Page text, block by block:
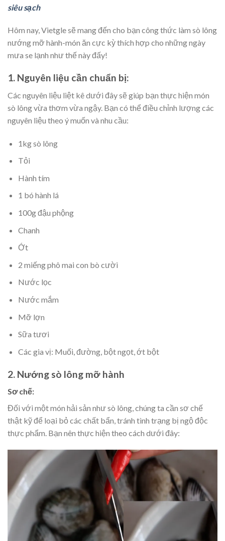
siêu sạch
Hôm nay, Vietgle sẽ mang đến cho bạn công thức làm sò lông
nướng mỡ hành-món ăn cực kỳ thích hợp cho những ngày
mưa se lạnh như thế này đấy!
1. Nguyên liệu cần chuẩn bị:
Các nguyên liệu liệt kê dưới đây sẽ giúp bạn thực hiện món
sò lông vừa thơm vừa ngậy. Bạn có thể điều chỉnh lượng các
nguyên liệu theo ý muốn và nhu cầu:
1kg sò lông
Tỏi
Hành tím
1 bó hành lá
100g đậu phộng
Chanh
Ớt
2 miếng phô mai con bò cười
Nước lọc
Nước mắm
Mỡ lợn
Sữa tươi
Các gia vị: Muối, đường, bột ngọt, ớt bột
2. Nướng sò lông mỡ hành
Sơ chế:
Đối với một món hải sản như sò lông, chúng ta cần sơ chế
thật kỹ để loại bỏ các chất bẩn, tránh tình trạng bị ngộ độc
thực phẩm. Bạn nên thực hiện theo cách dưới đây: